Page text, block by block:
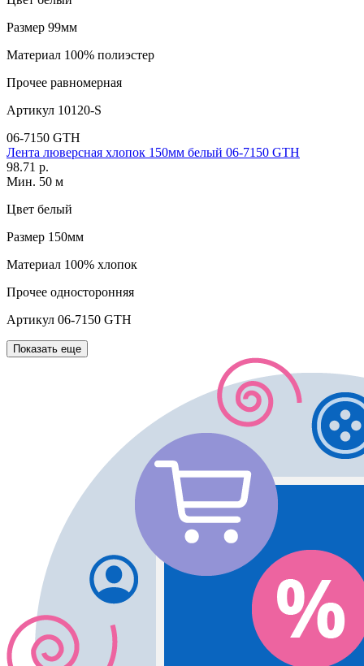
Размер 99мм
Материал 100% полиэстер
Прочее равномерная
Артикул 10120-S
06-7150 GTH
Лента люверсная хлопок 150мм белый 06-7150 GTH
98.71 р.
Мин. 50 м
Цвет белый
Размер 150мм
Материал 100% хлопок
Прочее односторонняя
Артикул 06-7150 GTH
Показать еще